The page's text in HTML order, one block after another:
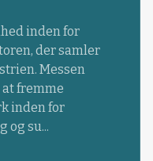
inden for
der samler
Messen
fremme
inden for
og su...